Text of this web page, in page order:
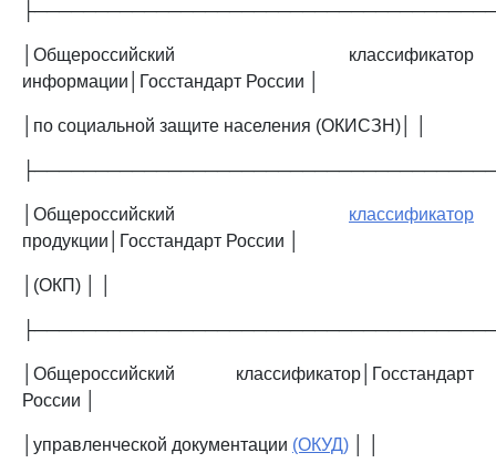
│Общероссийский классификатор
информации│Госстандарт России │
│по социальной защите населения (ОКИСЗН)│ │
│Общероссийский классификатор
продукции│Госстандарт России │
│(ОКП) │ │
│Общероссийский классификатор│Госстандарт
России │
│управленческой документации (ОКУД)